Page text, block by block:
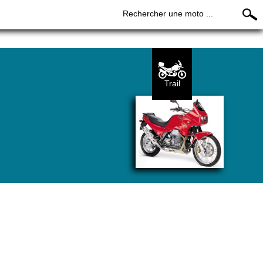
Rechercher une moto ...
Trail